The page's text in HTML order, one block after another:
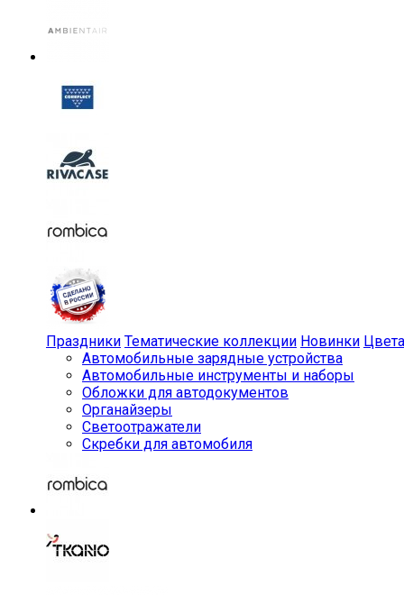
Праздники Тематические коллекции Новинки Цвета
Автомобильные зарядные устройства
Автомобильные инструменты и наборы
Обложки для автодокументов
Органайзеры
Светоотражатели
Скребки для автомобиля